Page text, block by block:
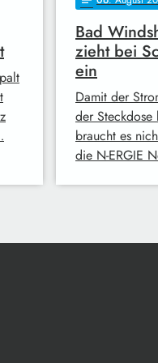
Bad
zieht bei
ein
Damit der
der Steckdose
braucht es
die N-ERGIE